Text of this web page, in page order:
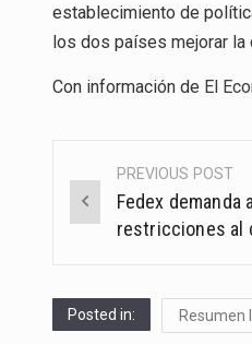
establecimiento de
los dos países mejorar la
Con información de El
Post
navigation
PREVIOUS POST
Fedex demanda
restricciones al
Posted in: Resumen